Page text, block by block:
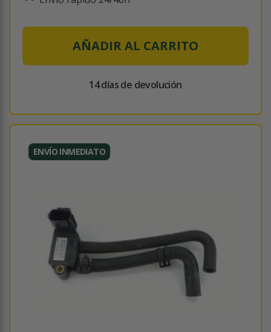
AÑADIR AL CARRITO
14 días de devolución
ENVÍO INMEDIATO